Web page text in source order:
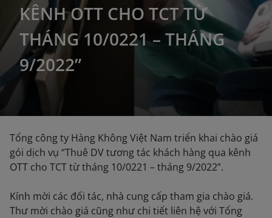
KÊNH OTT CHO TCT TỪ
THÁNG 10/0221 – THÁNG
9/2022”
Tổng công ty Hàng Không Việt Nam triển khai chào giá
gói dịch vụ “Thuê DV tương tác khách hàng qua kênh
OTT cho TCT từ tháng 10/0221 – tháng 9/2022”.
Kính mời các đối tác, nhà cung cấp tham gia chào giá.
Thư mời chào giá cũng như chi tiết liên hệ với Tổng